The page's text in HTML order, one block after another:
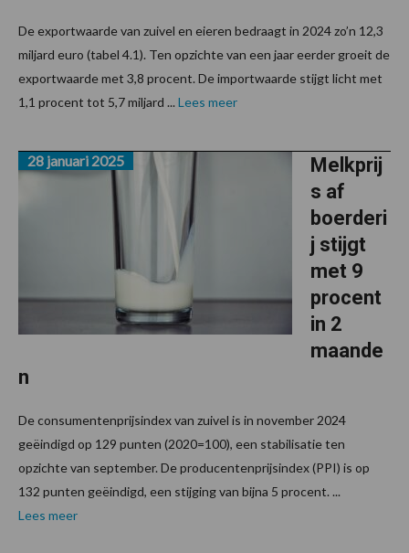
De exportwaarde van zuivel en eieren bedraagt in 2024 zo’n 12,3
miljard euro (tabel 4.1). Ten opzichte van een jaar eerder groeit de
exportwaarde met 3,8 procent. De importwaarde stijgt licht met
1,1 procent tot 5,7 miljard ... Lees meer
Melkprij
s af
boerderi
j stijgt
met 9
procent
in 2
maande
n
28 januari 2025
De consumentenprijsindex van zuivel is in november 2024
geëindigd op 129 punten (2020=100), een stabilisatie ten
opzichte van september. De producentenprijsindex (PPI) is op
132 punten geëindigd, een stijging van bijna 5 procent. ...
Lees meer